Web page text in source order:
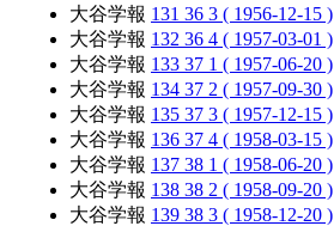
大谷学報 131 36 3 ( 1956-12-15 )
大谷学報 132 36 4 ( 1957-03-01 )
大谷学報 133 37 1 ( 1957-06-20 )
大谷学報 134 37 2 ( 1957-09-30 )
大谷学報 135 37 3 ( 1957-12-15 )
大谷学報 136 37 4 ( 1958-03-15 )
大谷学報 137 38 1 ( 1958-06-20 )
大谷学報 138 38 2 ( 1958-09-20 )
大谷学報 139 38 3 ( 1958-12-20 )